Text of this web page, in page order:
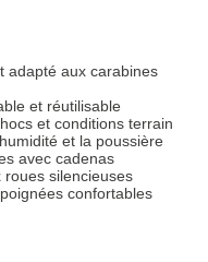
adapté aux carabines
et réutilisable
et conditions terrain
et la poussière
avec cadenas
silencieuses
confortables